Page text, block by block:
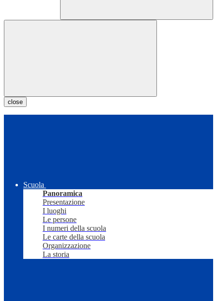
close
Scuola
Panoramica
Presentazione
I luoghi
Le persone
I numeri della scuola
Le carte della scuola
Organizzazione
La storia